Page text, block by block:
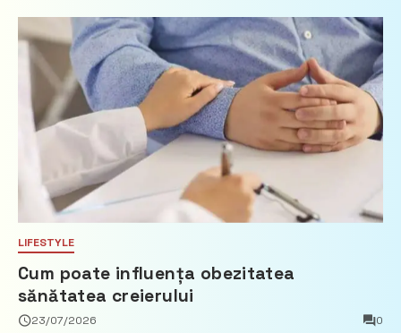
LIFESTYLE
Cum poate influența obezitatea
sănătatea creierului
23/07/2026 0